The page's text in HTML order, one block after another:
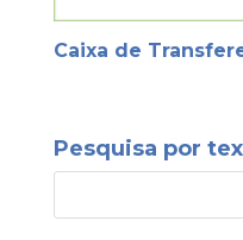
Caixa de
Pesquisa por